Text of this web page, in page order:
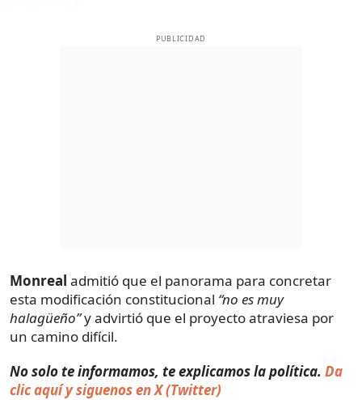
PUBLICIDAD
Monreal admitió que el panorama para concretar
esta modificación constitucional “no es muy
halagüeño”y advirtió que el proyecto atraviesa por
un camino difícil.
No solo te informamos, te explicamos la política. Da
clic aquí y siguenos en X (Twitter)